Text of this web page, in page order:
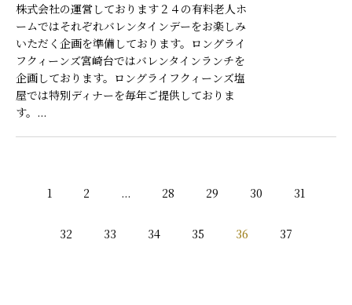
株式会社の運営しております２４の有料老人ホ
ームではそれぞれバレンタインデーをお楽しみ
いただく企画を準備しております。ロングライ
フクィーンズ宮崎台ではバレンタインランチを
企画しております。ロングライフクィーンズ塩
屋では特別ディナーを毎年ご提供しておりま
す。...
1 2 ... 28 29 30 31
32 33 34 35 36 37